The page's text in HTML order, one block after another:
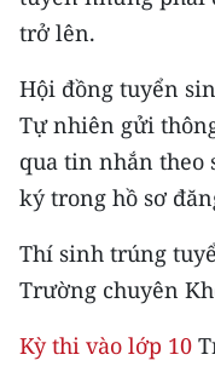
Media Thể thao
Media Giáo dục
Media Y tế
Media Khoa học -
Ảnh
Infographic
trở lên.
Hội đồng tuyển
Tự nhiên gửi
qua tin nhắn theo
ký trong hồ sơ
Thí sinh trúng
Trường chuyên
Kỳ thi vào lớp 10